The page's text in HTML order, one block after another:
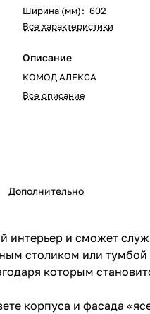
Ширина (мм): 602
Все характеристики
Описание
КОМОД АЛЕКСА
Все описание
Дополнительно
и сможет
столиком или
которым
корпуса и фасада